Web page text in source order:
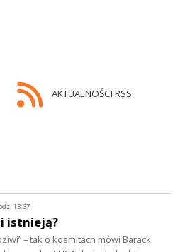
AKTUALNOŚCI RSS
13:37
istnieją?
– tak o kosmitach mówi Barack